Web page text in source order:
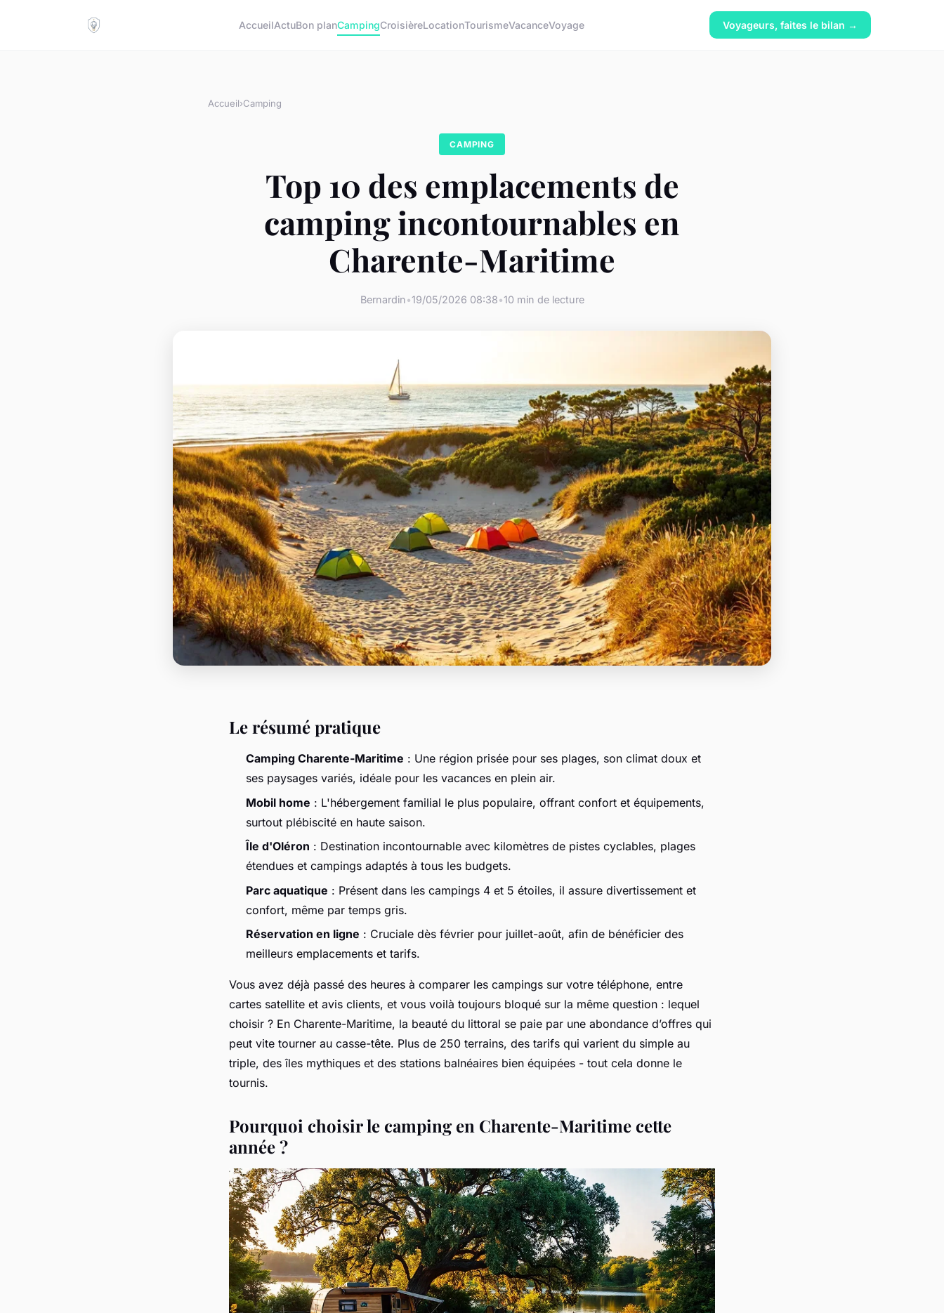
AccueilActuBon planCampingCroisièreLocationTourismeVacanceVoyage Voyageurs, faites le bilan →
Accueil›Camping
CAMPING
Top 10 des emplacements de
camping incontournables en
Charente-Maritime
Bernardin•19/05/2026 08:38•10 min de lecture
Le résumé pratique
Camping Charente-Maritime : Une région prisée pour ses plages, son climat doux et
ses paysages variés, idéale pour les vacances en plein air.
Mobil home : L'hébergement familial le plus populaire, offrant confort et équipements,
surtout plébiscité en haute saison.
Île d'Oléron : Destination incontournable avec kilomètres de pistes cyclables, plages
étendues et campings adaptés à tous les budgets.
Parc aquatique : Présent dans les campings 4 et 5 étoiles, il assure divertissement et
confort, même par temps gris.
Réservation en ligne : Cruciale dès février pour juillet-août, afin de bénéficier des
meilleurs emplacements et tarifs.
Vous avez déjà passé des heures à comparer les campings sur votre téléphone, entre
cartes satellite et avis clients, et vous voilà toujours bloqué sur la même question : lequel
choisir ? En Charente-Maritime, la beauté du littoral se paie par une abondance d’offres qui
peut vite tourner au casse-tête. Plus de 250 terrains, des tarifs qui varient du simple au
triple, des îles mythiques et des stations balnéaires bien équipées - tout cela donne le
tournis.
Pourquoi choisir le camping en Charente-Maritime cette
année ?